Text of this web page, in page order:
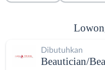
Dibutuhkan
Beautician/